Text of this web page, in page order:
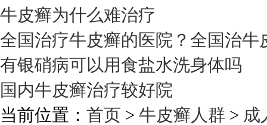
牛皮癣为什么难治疗
全国治疗牛皮癣的医院？全国治牛
有银硝病可以用食盐水洗身体吗
国内牛皮癣治疗较好院
当前位置： 首页 > 牛皮癣人群 > 成